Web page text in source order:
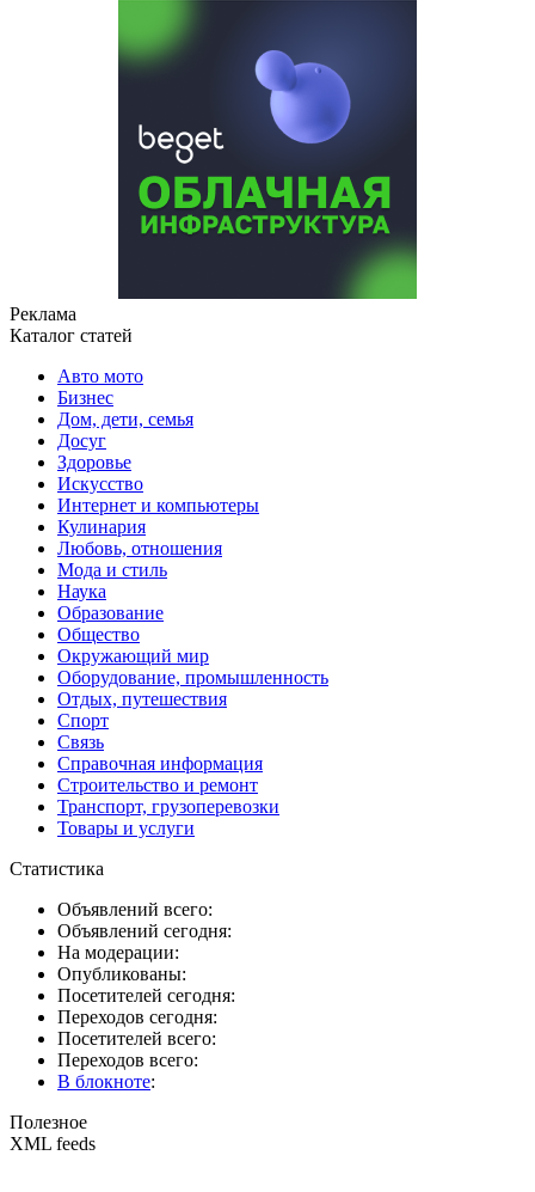
Реклама
Каталог статей
Авто мото
Бизнес
Дом, дети, семья
Досуг
Здоровье
Искусство
Интернет и компьютеры
Кулинария
Любовь, отношения
Мода и стиль
Наука
Образование
Общество
Окружающий мир
Оборудование, промышленность
Отдых, путешествия
Спорт
Связь
Справочная информация
Строительство и ремонт
Транспорт, грузоперевозки
Товары и услуги
Статистика
Объявлений всего:
Объявлений сегодня:
На модерации:
Опубликованы:
Посетителей сегодня:
Переходов сегодня:
Посетителей всего:
Переходов всего:
В блокноте:
Полезное
XML feeds